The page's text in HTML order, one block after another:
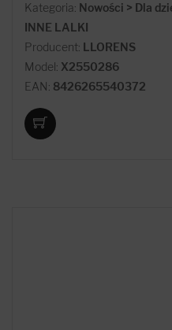
Kategoria: Nowości > Dla
INNE LALKI
Producent: LLORENS
Model: X2550286
EAN: 8426265540372